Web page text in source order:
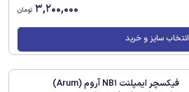
3,200,000 تومان
انتخاب سایز و خرید
فیکسچر ایمپلنت NB1 آروم (Arum)